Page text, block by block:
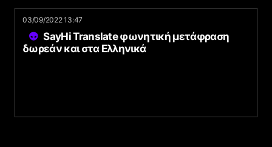
03/09/2022 13:47
SayHi Translate φωνητική μετάφραση
δωρεάν και στα Ελληνικά